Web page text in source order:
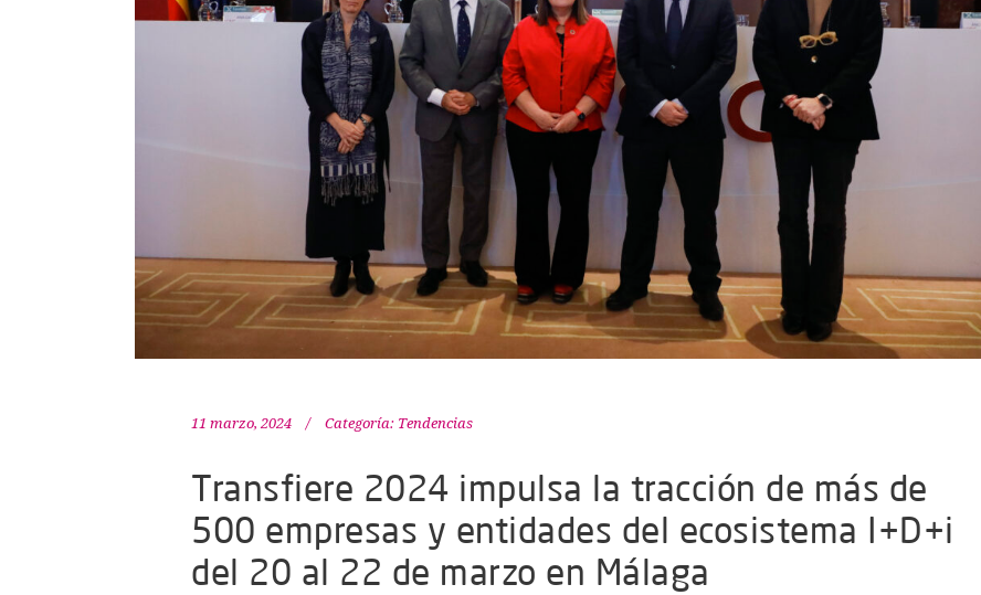
11 marzo, 2024 Categoría: Tendencias
Transfiere 2024 impulsa la tracción de más de
500 empresas y entidades del ecosistema I+D+i
del 20 al 22 de marzo en Málaga